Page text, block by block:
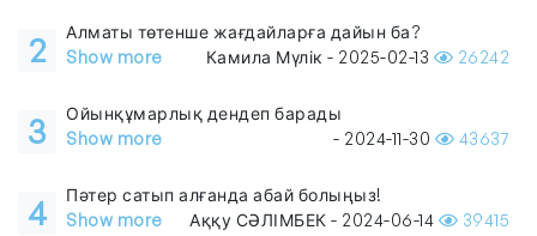
2
Алматы төтенше жағдайларға дайын ба?
Show more
Камила Мүлік - 2025-02-13 26242
3
Ойынқұмарлық дендеп барады
Show more
- 2024-11-30 43637
4
Пәтер сатып алғанда абай болыңыз!
Show more
Аққу СӘЛІМБЕК - 2024-06-14 39415